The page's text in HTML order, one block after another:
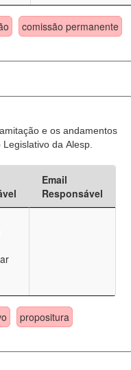
comissão permanente
e os andamentos
da Alesp.
Email
Responsável
propositura